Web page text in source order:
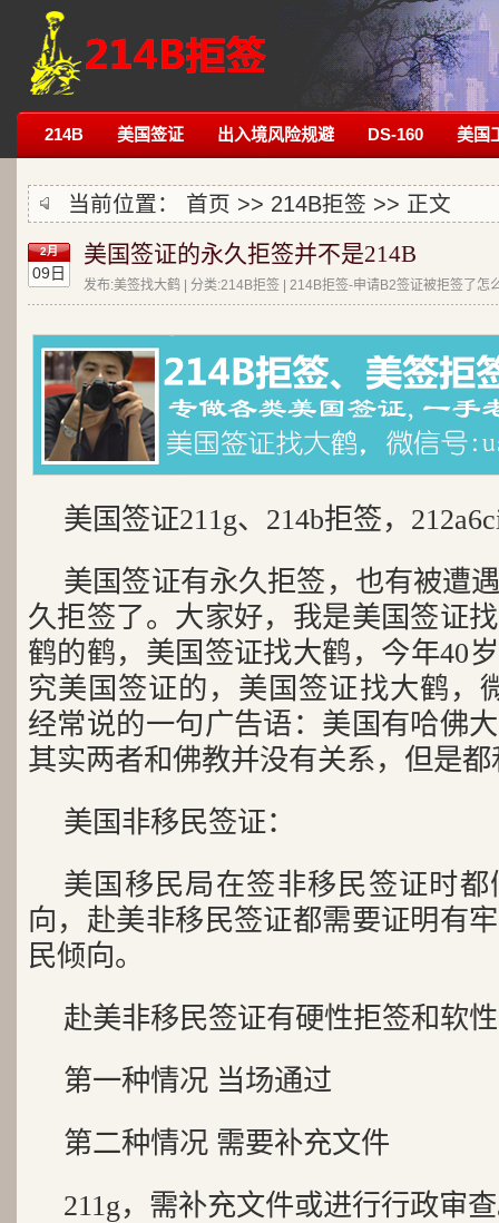
214B 美国签证 出入境风险规避 DS-160 美国
当前位置： 首页 >> 214B拒签 >> 正文
2月
09日
美国签证的永久拒签并不是214B
发布:美签找大鹤 | 分类:214B拒签 | 214B拒签-申请B2签证被拒签了怎
美国签证211g、214b拒签，
美国签证有永久拒签，也有被遭
久拒签了。大家好，我是美国签证
鹤的鹤，美国签证找大鹤，今年40
究美国签证的，美国签证找大鹤，
经常说的一句广告语：美国有哈佛
其实两者和佛教并没有关系，但是
美国非移民签证：
美国移民局在签非移民签证时
向，赴美非移民签证都需要证明有
民倾向。
赴美非移民签证有硬性拒签和软
第一种情况 当场通过
第二种情况 需要补充文件
211g，需补充文件或进行行政审